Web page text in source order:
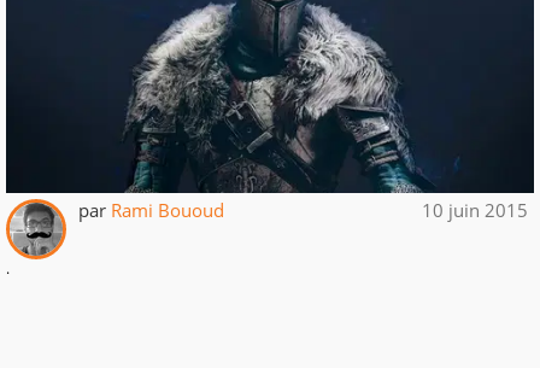
par Rami Bououd 10 juin 2015
.